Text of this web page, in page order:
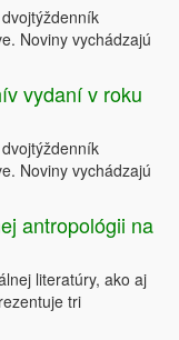
Noviny vychádzajú
vydaní v roku
Noviny vychádzajú
antropológii na
literatúry, ako aj
tri